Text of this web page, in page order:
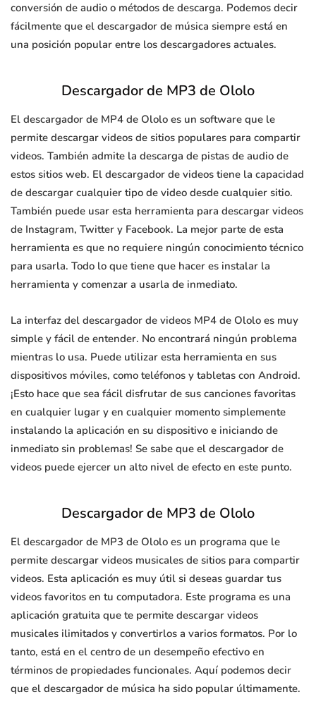
conversión de audio o métodos de descarga. Podemos decir
fácilmente que el descargador de música siempre está en
una posición popular entre los descargadores actuales.
Descargador de MP3 de Ololo
El descargador de MP4 de Ololo es un software que le
permite descargar videos de sitios populares para compartir
videos. También admite la descarga de pistas de audio de
estos sitios web. El descargador de videos tiene la capacidad
de descargar cualquier tipo de video desde cualquier sitio.
También puede usar esta herramienta para descargar videos
de Instagram, Twitter y Facebook. La mejor parte de esta
herramienta es que no requiere ningún conocimiento técnico
para usarla. Todo lo que tiene que hacer es instalar la
herramienta y comenzar a usarla de inmediato.
La interfaz del descargador de videos MP4 de Ololo es muy
simple y fácil de entender. No encontrará ningún problema
mientras lo usa. Puede utilizar esta herramienta en sus
dispositivos móviles, como teléfonos y tabletas con Android.
¡Esto hace que sea fácil disfrutar de sus canciones favoritas
en cualquier lugar y en cualquier momento simplemente
instalando la aplicación en su dispositivo e iniciando de
inmediato sin problemas! Se sabe que el descargador de
videos puede ejercer un alto nivel de efecto en este punto.
Descargador de MP3 de Ololo
El descargador de MP3 de Ololo es un programa que le
permite descargar videos musicales de sitios para compartir
videos. Esta aplicación es muy útil si deseas guardar tus
videos favoritos en tu computadora. Este programa es una
aplicación gratuita que te permite descargar videos
musicales ilimitados y convertirlos a varios formatos. Por lo
tanto, está en el centro de un desempeño efectivo en
términos de propiedades funcionales. Aquí podemos decir
que el descargador de música ha sido popular últimamente.